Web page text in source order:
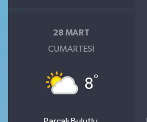
28 MART
CUMARTESI
8°